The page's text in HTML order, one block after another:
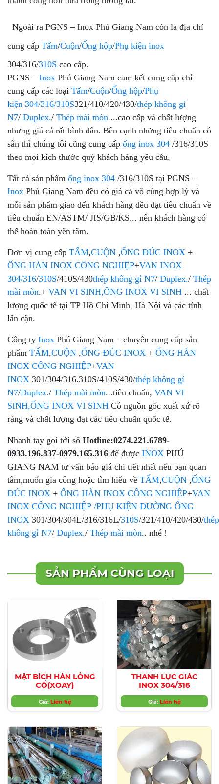
Ngoài ra PGNS – Inox Phú Giang Nam còn là địa chỉ
cung cấp Tấm/Cuộn/Ống hộp/Phụ kiện inox
304/316/310S cao cấp.
PGNS – Inox Phú Giang Nam cam kết cung cấp chỉ
cung cấp các loại Tấm/Cuộn/Ống hộp/Phụ
kiện 304/316/310S321/410/420/430/thép không gỉ
N7/ Duplex./ Thép mài mòn....cao cấp và chất lượng
nhưng giá cả rất bình dân. Bên cạnh những tiêu chuẩn có
sẵn thì chúng tôi cũng cung cấp ống inox 304 /316/310S
theo mọi kích thước quý khách hàng yêu cầu.
Tất cả sản phẩm ống inox 304 /316/310S tại PGNS –
Inox Phú Giang Nam đều có giá cả vô cùng hợp lý và
mỗi sản phẩm giao đến khách hàng đều đạt tiêu chuẩn về
tiêu chuẩn EN/ASTM/ JIS/GB/KS... nên khách hàng có
thể hoàn toàn yên tâm.
Đơn vị cung cấp TẤM,CUỘN ,ỐNG ĐÚC INOX +
ỐNG HÀN INOX CÔNG NGHIỆP+VAN INOX
304/316/310S/410S/430thép không gỉ N7/ Duplex./ Thép
mài mòn.+ VAN VI SINH,ỐNG INOX VI SINH ... chất
lượng quốc tế tại TP Hồ Chí Minh, Hà Nội và các tỉnh
lân cận.
Công ty Inox Phú Giang Nam – chuyên cung cấp sản
phẩm TẤM,CUỘN ,ỐNG ĐÚC INOX + ỐNG HÀN
INOX CÔNG NGHIỆP+VAN
INOX 301/304/316.310S/410S/430/thép không gỉ
N7/Duplex./ Thép mài mòn...tiêu chuẩn, VAN VI
SINH,ỐNG INOX VI SINH Có nguồn gốc xuất xứ rõ
ràng và chất lượng đạt các tiêu chuẩn quốc tế.
Nhanh tay gọi tới số Hotline:0274.221.6789-
0933.196.837-0979.165.316 để được INOX PHÚ
GIANG NAM tư vấn báo giá chi tiết nhất nếu bạn quan
tâm,muốn gia công hoặc tìm hiểu về TẤM,CUỘN ,ỐNG
ĐÚC INOX + ỐNG HÀN INOX CÔNG NGHIỆP+VAN
INOX CÔNG NGHIỆP /PHỤ KIỆN ĐƯỜNG ỐNG
INOX 301/304/304L/316/316L/310S/321/410/420/430/thép
không gỉ N7/ Duplex./ Thép mài mòn.. nhé !
SẢN PHẨM CÙNG LOẠI
MẶT BÍCH HÀN LỎNG
CỔ(XOAY)
Giá: Liên hệ
THANH LỤC GIÁC
INOX 304/316
Giá: Liên hệ